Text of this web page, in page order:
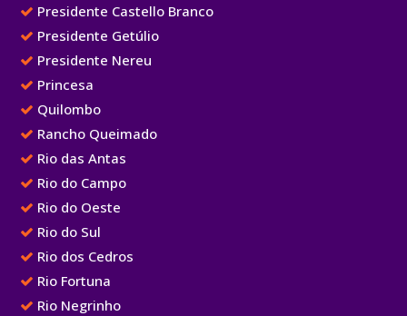
Presidente Castello Branco
Presidente Getúlio
Presidente Nereu
Princesa
Quilombo
Rancho Queimado
Rio das Antas
Rio do Campo
Rio do Oeste
Rio do Sul
Rio dos Cedros
Rio Fortuna
Rio Negrinho